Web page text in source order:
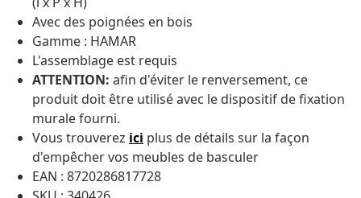
Avec des poignées en bois
Gamme : HAMAR
L'assemblage est requis
ATTENTION: afin d'éviter le renversement, ce
produit doit être utilisé avec le dispositif de fixation
murale fourni.
Vous trouverez ici plus de détails sur la façon
d'empêcher vos meubles de basculer
EAN : 8720286817728